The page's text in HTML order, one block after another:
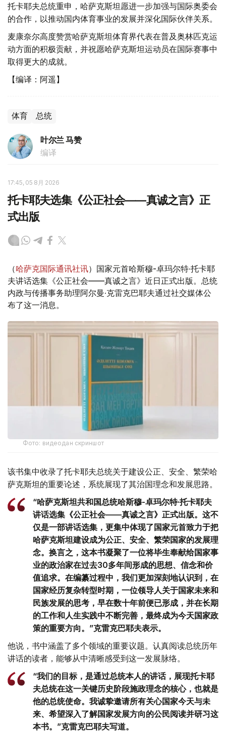
托卡耶夫总统重申，哈萨克斯坦愿进一步加强与国际奥委会
的合作，以推动国内体育事业的发展并深化国际伙伴关系。
麦康奈尔高度赞赏哈萨克斯坦体育界代表在普及奥林匹克运
动方面的积极贡献，并祝愿哈萨克斯坦运动员在国际赛事中
取得更大的成就。
【编译：阿遥】
体育 总统
叶尔兰 马赞
编译
17:45, 05 8月 2026
托卡耶夫选集《公正社会——真诚之言》正
式出版
（哈萨克国际通讯社讯）国家元首哈斯穆-卓玛尔特·托卡耶
夫讲话选集《公正社会——真诚之言》近日正式出版。总统
内政与传播事务助理阿尔曼·克雷克巴耶夫通过社交媒体公
布了这一消息。
Фото: видеодан скриншот
该书集中收录了托卡耶夫总统关于建设公正、安全、繁荣哈
萨克斯坦的重要论述，系统展现了其治国理念和发展思路。
“哈萨克斯坦共和国总统哈斯穆-卓玛尔特·托卡耶夫
讲话选集《公正社会——真诚之言》正式出版。这不
仅是一部讲话选集，更集中体现了国家元首致力于把
哈萨克斯坦建设成为公正、安全、繁荣国家的发展理
念。换言之，这本书凝聚了一位将毕生奉献给国家事
业的政治家在过去30多年间形成的思想、信念和价
值追求。在编纂过程中，我们更加深刻地认识到，在
国家经历复杂转型时期，一位领导人关于国家未来和
民族发展的思考，早在数十年前便已形成，并在长期
的工作和人生实践中不断完善，最终成为今天国家政
策的重要方向。”克雷克巴耶夫表示。
他说，书中涵盖了多个领域的重要议题。认真阅读总统历年
讲话的读者，能够从中清晰感受到这一发展脉络。
“我们的目标，是通过总统本人的讲话，展现托卡耶
夫总统在这一关键历史阶段施政理念的核心，也就是
他的总统使命。我诚挚邀请所有关心国家今天与未
来、希望深入了解国家发展方向的公民阅读并研习这
本书。”克雷克巴耶夫写道。